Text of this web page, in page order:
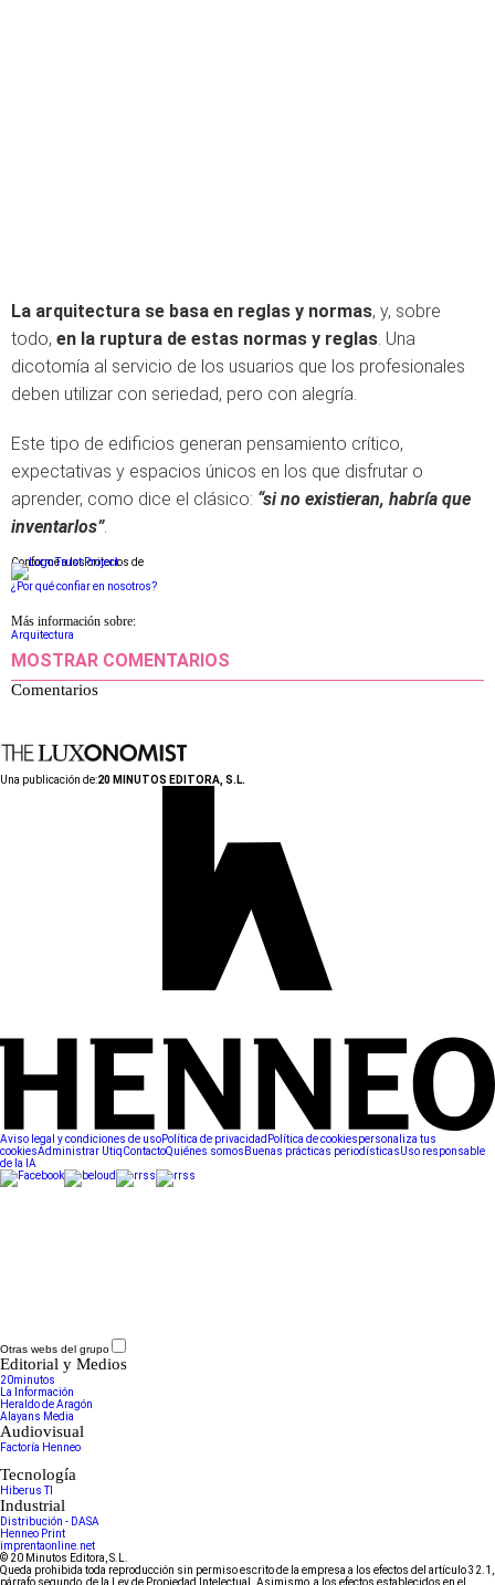
La arquitectura se basa en reglas y normas, y, sobre
todo, en la ruptura de estas normas y reglas. Una
dicotomía al servicio de los usuarios que los profesionales
deben utilizar con seriedad, pero con alegría.
Este tipo de edificios generan pensamiento crítico,
expectativas y espacios únicos en los que disfrutar o
aprender, como dice el clásico: “si no existieran, habría que
inventarlos”.
Conforme a los criterios de
¿Por qué confiar en nosotros?
Más información sobre:
Arquitectura
MOSTRAR COMENTARIOS
Comentarios
Una publicación de:20 MINUTOS EDITORA, S.L.
Aviso legal y condiciones de usoPolítica de privacidad Política de cookiespersonaliza tus
cookiesAdministrar UtiqContactoQuiénes somos Buenas prácticas periodísticasUso responsable
de la IA
Otras webs del grupo
Editorial y Medios
20minutos
La Información
Heraldo de Aragón
Alayans Media
Audiovisual
Factoría Henneo
Tecnología
Hiberus TI
Industrial
Distribución - DASA
Henneo Print
imprentaonline.net
© 20 Minutos Editora, S.L.
Queda prohibida toda reproducción sin permiso escrito de la empresa a los efectos del artículo 32.1,
párrafo segundo, de la Ley de Propiedad Intelectual. Asimismo, a los efectos establecidos en el